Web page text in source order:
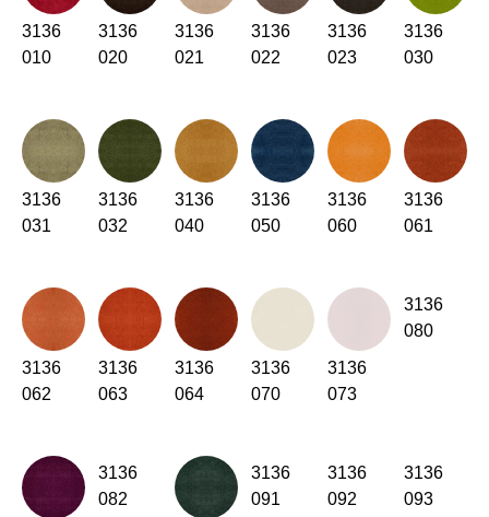
Kenia(KE)
Kroatien(HR)
Lettland(LV)
Liechtenstein (LI)
Litauen(LT)
Luxemburg (LU)
Marokko(MA)
Mauretanien (MR)
Neuseeland (NZ)
Niederlande (NL)
Norwegen
Oman(OM)
3136
010
3136
020
3136
021
3136
022
3136
023
3136
030
3136
031
3136
032
3136
040
3136
050
3136
060
3136
061
3136
062
3136
063
3136
064
3136
070
3136
073
3136
080
3136
082
3136
091
3136
092
3136
093